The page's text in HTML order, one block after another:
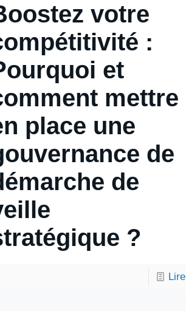
votre
:
et
mettre
place une
de
de
?
Lire